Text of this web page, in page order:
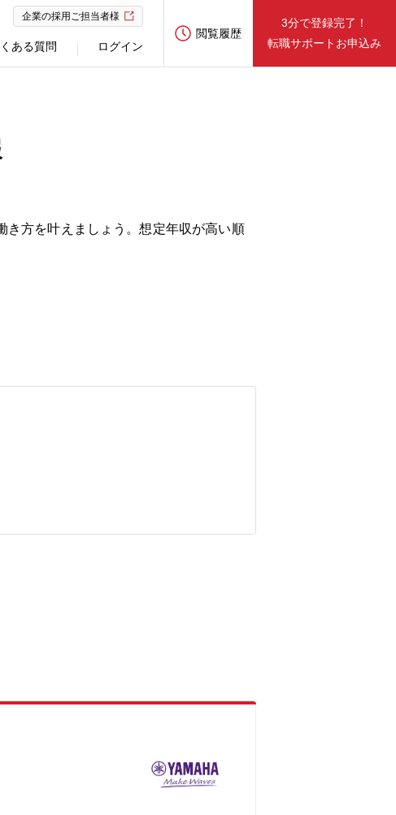
企業の採用ご担当者様
ある質問 ログイン
閲覧履歴
3分で登録完了！
転職サポートお申込み
方を叶えましょう。想定年収が高い順